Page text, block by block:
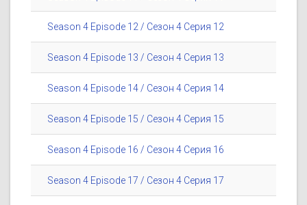
Season 4 Episode 12 / Сезон 4 Серия 12
Season 4 Episode 13 / Сезон 4 Серия 13
Season 4 Episode 14 / Сезон 4 Серия 14
Season 4 Episode 15 / Сезон 4 Серия 15
Season 4 Episode 16 / Сезон 4 Серия 16
Season 4 Episode 17 / Сезон 4 Серия 17